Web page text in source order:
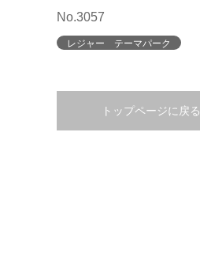
No.3057
レジャー テーマパーク
トップページに戻る